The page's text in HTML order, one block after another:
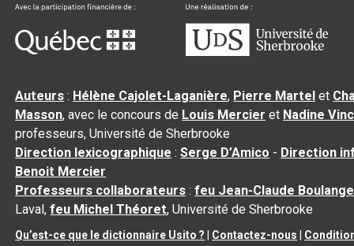
Auteurs : Hélène Cajolet-Laganière, Pierre Martel et
Masson, avec le concours de Louis Mercier et Nadine
professeurs, Université de Sherbrooke
Direction lexicographique :Serge D’Amico - Direction
Benoit Mercier
Professeurs collaborateurs :feu Jean-Claude
Laval,feu Michel Théoret, Université de Sherbrooke
Qu’est-ce que le dictionnaire Usito ? Contactez-nous